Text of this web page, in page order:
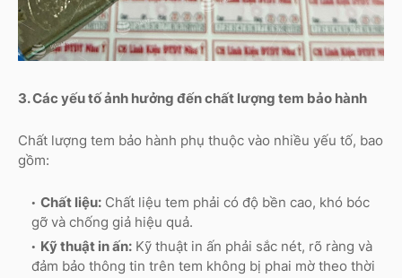
3. Các yếu tố ảnh hưởng đến chất lượng tem bảo hành
Chất lượng tem bảo hành phụ thuộc vào nhiều yếu tố, bao
gồm:
Chất liệu: Chất liệu tem phải có độ bền cao, khó bóc
gỡ và chống giả hiệu quả.
Kỹ thuật in ấn: Kỹ thuật in ấn phải sắc nét, rõ ràng và
đảm bảo thông tin trên tem không bị phai mờ theo thời